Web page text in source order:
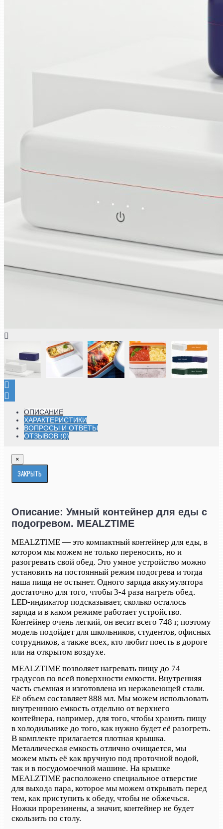
ОПИСАНИЕ
ХАРАКТЕРИСТИКИ
ВОПРОСЫ И ОТВЕТЫ
ОТЗЫВОВ (0)
×
ЗАКРЫТЬ
Описание: Умный контейнер для еды с
подогревом. MEALZTIME
MEALZTIME — это компактный контейнер для еды, в
котором мы можем не только переносить, но и
разогревать свой обед. Это умное устройство можно
установить на постоянный режим подогрева и тогда
наша пища не остынет. Одного заряда аккумулятора
достаточно для того, чтобы 3-4 раза нагреть обед.
LED-индикатор подсказывает, сколько осталось
заряда и в каком режиме работает устройство.
Контейнер очень легкий, он весит всего 748 г, поэтому
модель подойдет для школьников, студентов, офисных
сотрудников, а также всех, кто любит поесть в дороге
или на открытом воздухе.
MEALZTIME позволяет нагревать пищу до 74
градусов по всей поверхности емкости. Внутренняя
часть съемная и изготовлена из нержавеющей стали.
Её объем составляет 888 мл. Мы можем использовать
внутреннюю емкость отдельно от верхнего
контейнера, например, для того, чтобы хранить пищу
в холодильнике до того, как нужно будет её разогреть.
В комплекте прилагается плотная крышка.
Металлическая емкость отлично очищается, мы
можем мыть её как вручную под проточной водой,
так и в посудомоечной машине. На крышке
MEALZTIME расположено специальное отверстие
для выхода пара, которое мы можем открывать перед
тем, как приступить к обеду, чтобы не обжечься.
Ножки прорезинены, а значит, контейнер не будет
скользить по столу.